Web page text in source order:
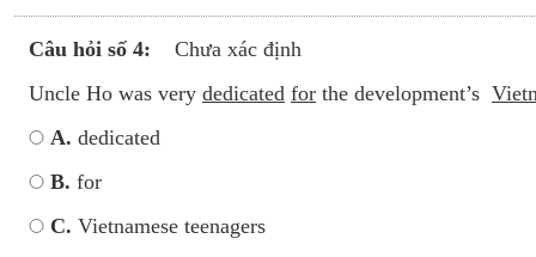
Câu hỏi số 4:
Chưa xác định
Uncle Ho was very dedicated for the development’s
A. dedicated
B. for
C. Vietnamese teenagers